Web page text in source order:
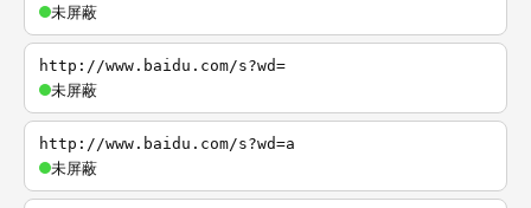
未屏蔽
http://www.baidu.com/s?wd=
未屏蔽
http://www.baidu.com/s?wd=a
未屏蔽